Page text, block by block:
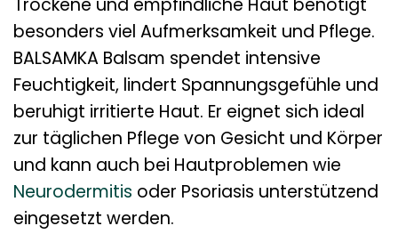
besonders viel Aufmerksamkeit und Pflege.
BALSAMKA Balsam spendet intensive
Feuchtigkeit, lindert Spannungsgefühle und
beruhigt irritierte Haut. Er eignet sich ideal
zur täglichen Pflege von Gesicht und Körper
und kann auch bei Hautproblemen wie
Neurodermitis oder Psoriasis unterstützend
eingesetzt werden.